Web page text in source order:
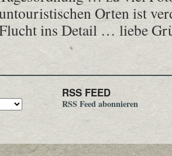
Orten ist
ins Detail … liebe
RSS FEED
RSS Feed abonnieren